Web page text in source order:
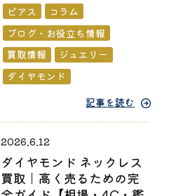
ピアス
コラム
ブログ・お役立ち情報
買取情報
ジュエリー
ダイヤモンド
記事を読む
2026.6.12
ダイヤモンド ネックレス
買取｜高く売るための完